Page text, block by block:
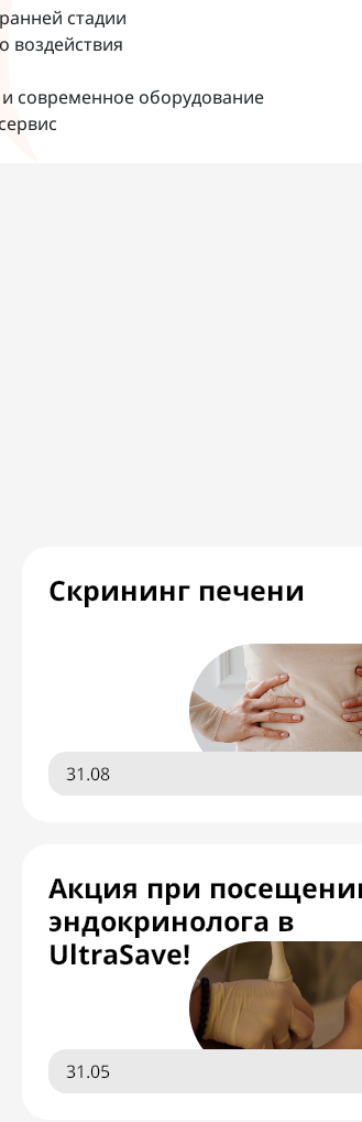
стадии
воздействия
современное оборудование
Скрининг печени
31.08
Акция при
эндокринолога в
UltraSave!
31.05